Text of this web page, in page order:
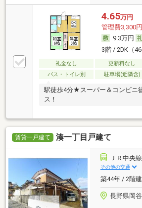
4.65万円
管理費3,300円
9.3万円
3階 / 2DK（
礼金なし 更新料なし
バス・トイレ別
駐車場(近隣含)
駅徒歩4分★スーパー＆コンビニ
ス！
賃貸一戸建て 湊一丁目戸建て
ＪＲ中央
その他の交通
築44年 / 2階建
長野県岡谷